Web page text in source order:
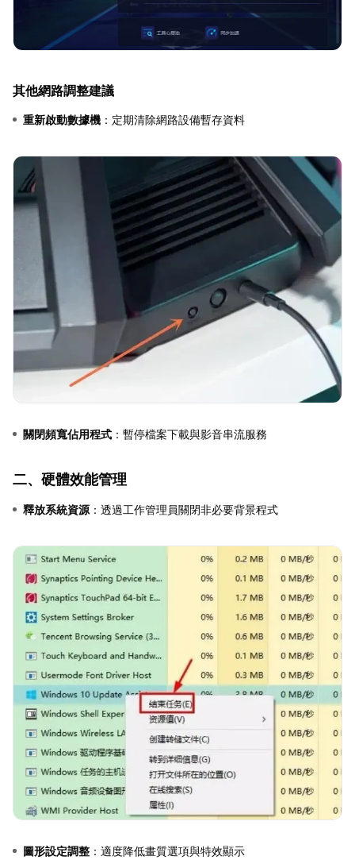
其他網路調整建議
重新啟動數據機 ：定期清除網路設備暫存資料
關閉頻寬佔用程式 ：暫停檔案下載與影音串流服務
二、硬體效能管理
釋放系統資源 ：透過工作管理員關閉非必要背景程式
圖形設定調整 ：適度降低畫質選項與特效顯示